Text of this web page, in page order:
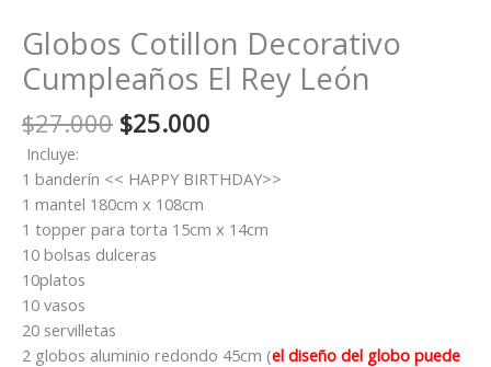
Globos Cotillon Decorativo
Cumpleaños El Rey León
$27.000 El
original
era:
$27.000.
$25.000
actual
$25.000.
Incluye:
1 banderín << HAPPY BIRTHDAY>>
1 mantel 180cm x 108cm
1 topper para torta 15cm x 14cm
10 bolsas dulceras
10platos
10 vasos
20 servilletas
2 globos aluminio redondo 45cm (el diseño del globo puede